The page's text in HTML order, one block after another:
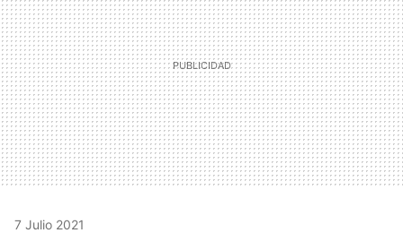
7 Julio 2021